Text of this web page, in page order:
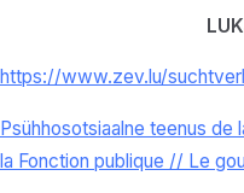
https://www.zev.lu/
Psühhosotsiaalne teenus de
la Fonction publique // Le